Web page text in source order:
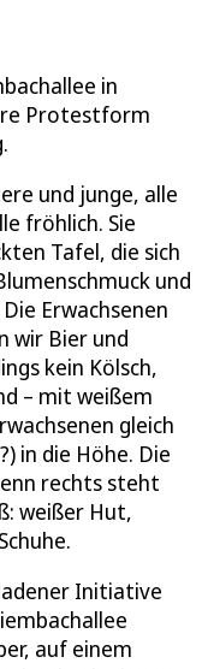
in
Protestform
und junge, alle
fröhlich. Sie
Tafel, die sich
und
Erwachsenen
wir Bier und
kein Kölsch,
– mit weißem
gleich
in die Höhe. Die
rechts steht
weißer Hut,
Initiative
auf einem